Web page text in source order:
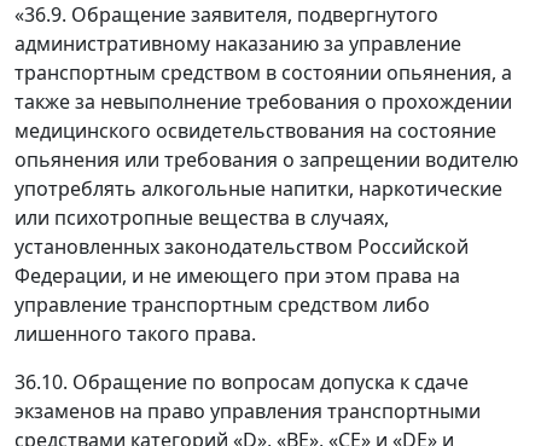
«36.9. Обращение заявителя, подвергнутого
административному наказанию за управление
транспортным средством в состоянии опьянения, а
также за невыполнение требования о прохождении
медицинского освидетельствования на состояние
опьянения или требования о запрещении водителю
употреблять алкогольные напитки, наркотические
или психотропные вещества в случаях,
установленных законодательством Российской
Федерации, и не имеющего при этом права на
управление транспортным средством либо
лишенного такого права.
36.10. Обращение по вопросам допуска к сдаче
экзаменов на право управления транспортными
средствами категорий «D», «ВЕ», «СЕ» и «DE» и